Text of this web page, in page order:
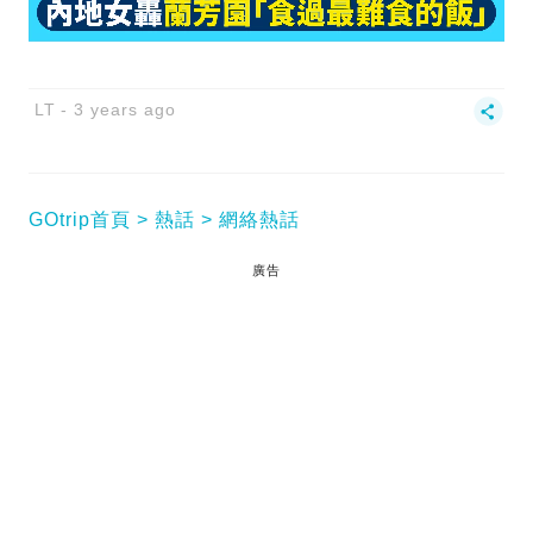
LT 3 years ago
GOtrip首頁 熱話 網絡熱話
廣告